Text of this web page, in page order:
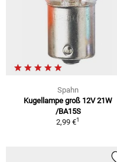
Spahn
Kugellampe groß 12V 21W
/BA15S
2,99 €1